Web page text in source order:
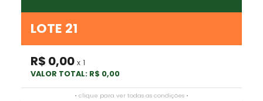
LOTE 21
R$ 0,00 x 1
VALOR TOTAL: R$ 0,00
• clique para ver todas as condições •